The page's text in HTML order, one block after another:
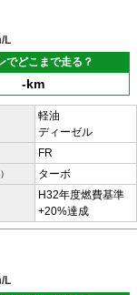
L
でどこまで走る？
-km
軽油
ディーゼル
FR
ターボ
H32年度燃費基準
+20%達成
L